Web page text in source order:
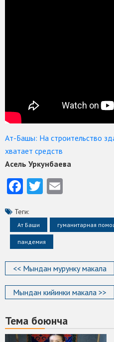
Ат-Башы: На строительство
хватает средств
Асель Уркунбаева
Facebook
Twitter
Теги:
Ат Баши гуманитарная
пандемия
<< Мындан мурунку макала
Мындан кийинки макала >>
Тема боюнча